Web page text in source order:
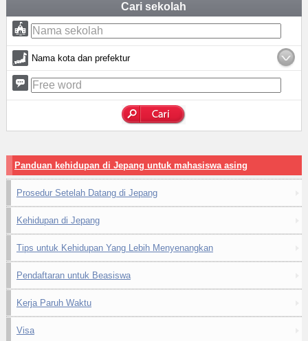
Cari sekolah
Nama kota dan prefektur
Panduan kehidupan di Jepang untuk mahasiswa asing
Prosedur Setelah Datang di Jepang
Kehidupan di Jepang
Tips untuk Kehidupan Yang Lebih Menyenangkan
Pendaftaran untuk Beasiswa
Kerja Paruh Waktu
Visa